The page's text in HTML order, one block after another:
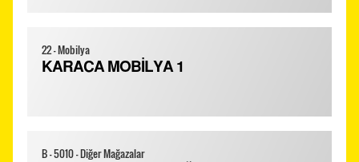
22 - Mobilya
KARACA MOBİLYA 1
B - 5010 - Diğer Mağazalar